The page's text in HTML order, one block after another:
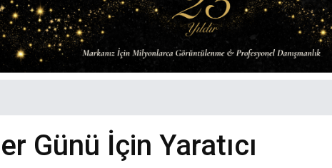
Günü İçin Yaratıcı